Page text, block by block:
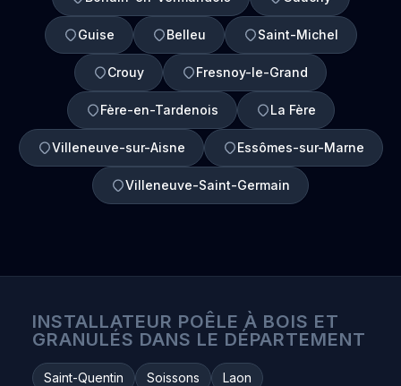
Guise Belleu Saint-Michel
Crouy Fresnoy-le-Grand
Fère-en-Tardenois La Fère
Villeneuve-sur-Aisne Essômes-sur-Marne
Villeneuve-Saint-Germain
INSTALLATEUR POÊLE À BOIS ET
GRANULÉS DANS LE DÉPARTEMENT
Saint-Quentin Soissons
Laon